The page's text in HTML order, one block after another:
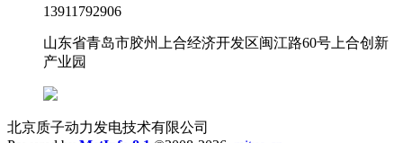
13911792906
山东省青岛市胶州上合经济开发区闽江路60号上合创新
产业园
北京质子动力发电技术有限公司